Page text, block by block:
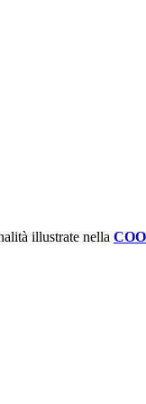
illustrate nella